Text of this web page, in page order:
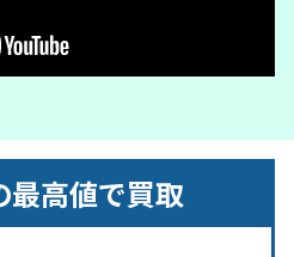
最高値で買取